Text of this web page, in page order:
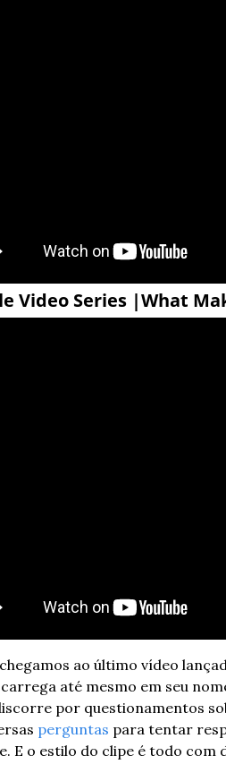
Video Series |What
ao último vídeo
carrega até mesmo em seu
por questionamentos
perguntas para tentar
E o estilo do clipe é todo com